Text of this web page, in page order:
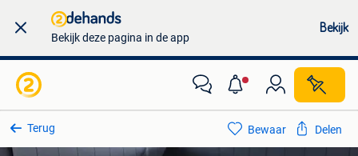
Bekijk deze pagina in de app
Bekijk
Terug Bewaar Delen